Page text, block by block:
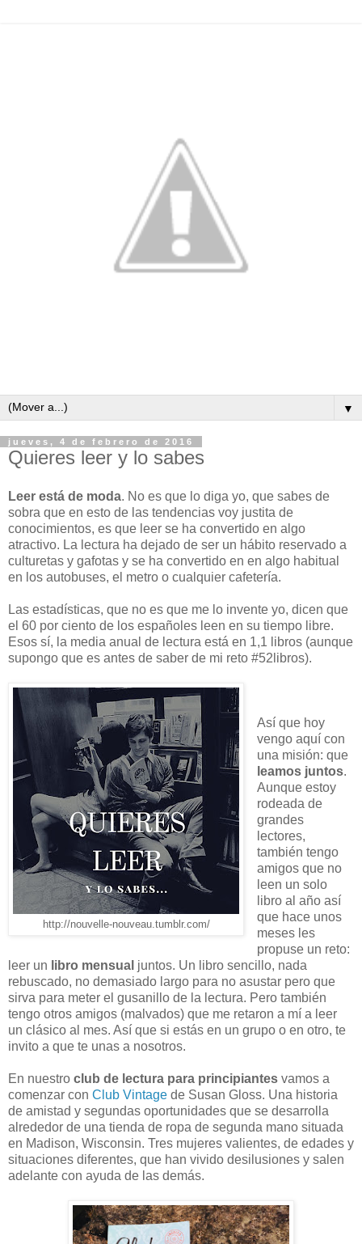
▼
jueves, 4 de febrero de 2016
Quieres leer y lo sabes
Leer está de moda. No es que lo diga yo, que sabes de
sobra que en esto de las tendencias voy justita de
conocimientos, es que leer se ha convertido en algo
atractivo. La lectura ha dejado de ser un hábito reservado a
culturetas y gafotas y se ha convertido en en algo habitual
en los autobuses, el metro o cualquier cafetería.
Las estadísticas, que no es que me lo invente yo, dicen que
el 60 por ciento de los españoles leen en su tiempo libre.
Esos sí, la media anual de lectura está en 1,1 libros (aunque
supongo que es antes de saber de mi reto #52libros).
http://nouvelle-nouveau.tumblr.com/
Así que hoy
vengo aquí con
una misión: que
leamos juntos.
Aunque estoy
rodeada de
grandes
lectores,
también tengo
amigos que no
leen un solo
libro al año así
que hace unos
meses les
propuse un reto:
leer un libro mensual juntos. Un libro sencillo, nada
rebuscado, no demasiado largo para no asustar pero que
sirva para meter el gusanillo de la lectura. Pero también
tengo otros amigos (malvados) que me retaron a mí a leer
un clásico al mes. Así que si estás en un grupo o en otro, te
invito a que te unas a nosotros.
En nuestro club de lectura para principiantes vamos a
comenzar con Club Vintage de Susan Gloss. Una historia
de amistad y segundas oportunidades que se desarrolla
alrededor de una tienda de ropa de segunda mano situada
en Madison, Wisconsin. Tres mujeres valientes, de edades y
situaciones diferentes, que han vivido desilusiones y salen
adelante con ayuda de las demás.